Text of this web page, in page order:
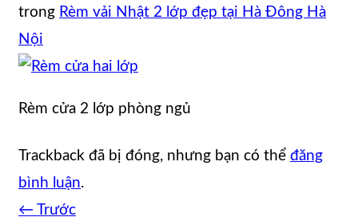
trong Rèm vải Nhật 2 lớp đẹp tại Hà Đông Hà
Nội
Rèm cửa 2 lớp phòng ngủ
Trackback đã bị đóng, nhưng bạn có thể đăng
bình luận.
← Trước